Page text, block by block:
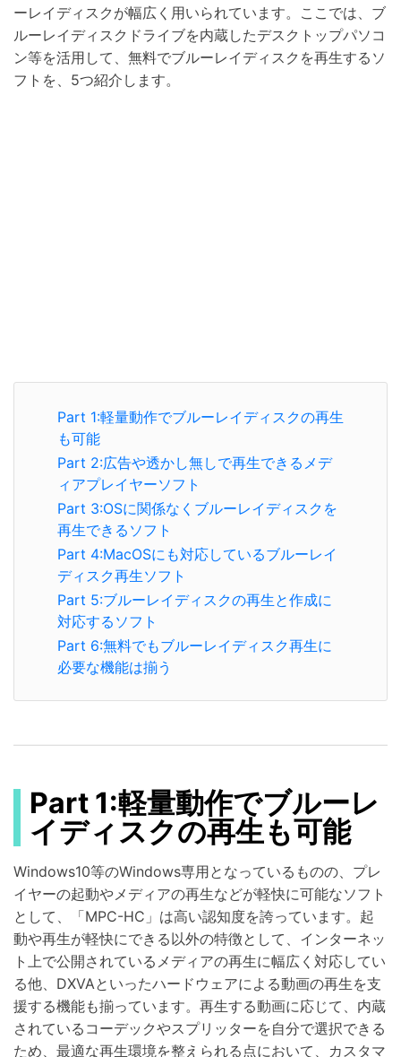
ーレイディスクが幅広く用いられています。ここでは、ブ
ルーレイディスクドライブを内蔵したデスクトップパソコ
ン等を活用して、無料でブルーレイディスクを再生するソ
フトを、5つ紹介します。
Part 1:軽量動作でブルーレイディスクの再生
も可能
Part 2:広告や透かし無しで再生できるメデ
ィアプレイヤーソフト
Part 3:OSに関係なくブルーレイディスクを
再生できるソフト
Part 4:MacOSにも対応しているブルーレイ
ディスク再生ソフト
Part 5:ブルーレイディスクの再生と作成に
対応するソフト
Part 6:無料でもブルーレイディスク再生に
必要な機能は揃う
Part 1:軽量動作でブルーレ
イディスクの再生も可能
Windows10等のWindows専用となっているものの、プレ
イヤーの起動やメディアの再生などが軽快に可能なソフト
として、「MPC-HC」は高い認知度を誇っています。起
動や再生が軽快にできる以外の特徴として、インターネッ
ト上で公開されているメディアの再生に幅広く対応してい
る他、DXVAといったハードウェアによる動画の再生を支
援する機能も揃っています。再生する動画に応じて、内蔵
されているコーデックやスプリッターを自分で選択できる
ため、最適な再生環境を整えられる点において、カスタマ